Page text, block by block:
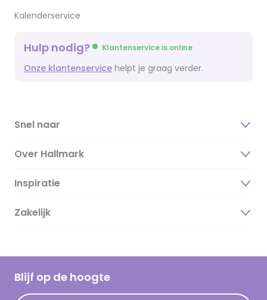
Kalenderservice
Hulp nodig? Klantenservice is online
Onze klantenservice helpt je graag verder.
Snel naar
Over Hallmark
Over ons
Duurzaamheid
Hallmark Kaartclub
Acties
Inspiratie
Magazine
Cadeau inspiratie
Op kamp gedichten en versjes
Zakelijk
Blijf op de hoogte